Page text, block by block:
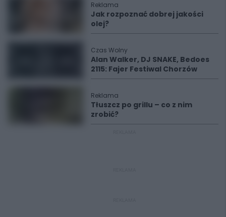
Reklama
Jak rozpoznać dobrej jakości
olej?
Czas Wolny
Alan Walker, DJ SNAKE, Bedoes
2115: Fajer Festiwal Chorzów
Reklama
Tłuszcz po grillu – co z nim
zrobić?